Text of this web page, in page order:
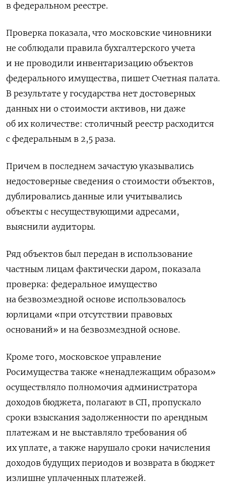
в федеральном реестре.
Проверка показала, что московские чиновники
не соблюдали правила бухгалтерского учета
и не проводили инвентаризацию объектов
федерального имущества, пишет Счетная палата.
В результате у государства нет достоверных
данных ни о стоимости активов, ни даже
об их количестве: столичный реестр расходится
с федеральным в 2,5 раза.
Причем в последнем зачастую указывались
недостоверные сведения о стоимости объектов,
дублировались данные или учитывались
объекты с несуществующими адресами,
выяснили аудиторы.
Ряд объектов был передан в использование
частным лицам фактически даром, показала
проверка: федеральное имущество
на безвозмездной основе использовалось
юрлицами «при отсутствии правовых
оснований» и на безвозмездной основе.
Кроме того, московское управление
Росимущества также «ненадлежащим образом»
осуществляло полномочия администратора
доходов бюджета, полагают в СП, пропускало
сроки взыскания задолженности по арендным
платежам и не выставляло требования об
их уплате, а также нарушало сроки начисления
доходов будущих периодов и возврата в бюджет
излишне уплаченных платежей.